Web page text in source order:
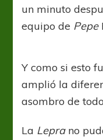
un minuto
equipo de Pepe
Y como si esto
amplió la
asombro de
La Leprano